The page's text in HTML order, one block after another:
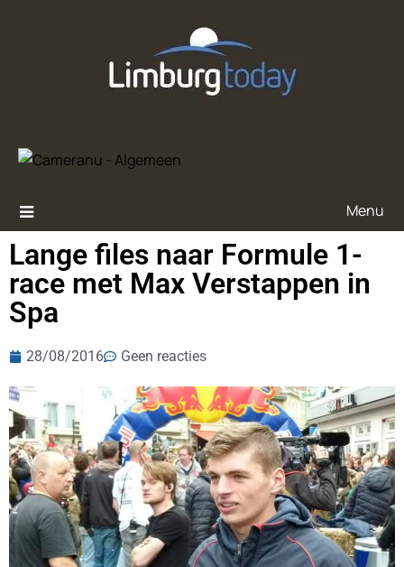
Menu
Lange files naar Formule 1-
race met Max Verstappen in
Spa
28/08/2016 Geen reacties